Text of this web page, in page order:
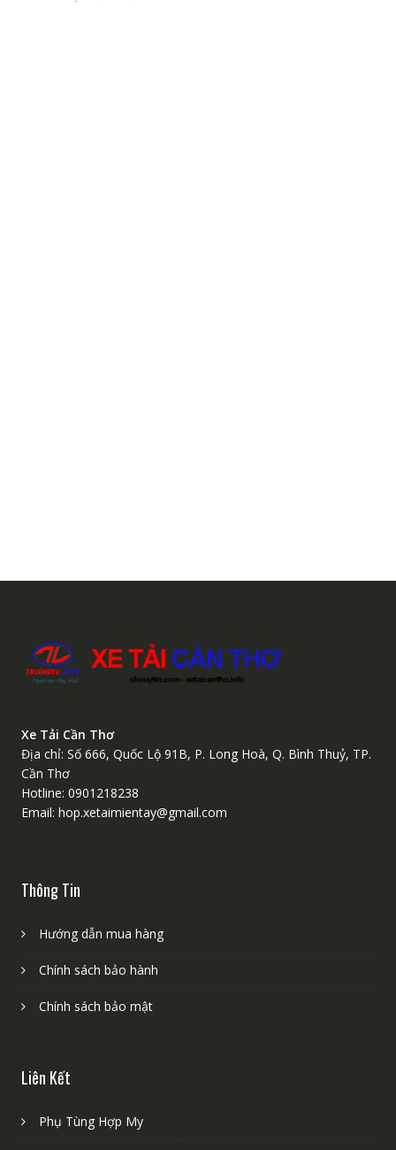
Xe Tải Cần Thơ
Địa chỉ: Số 666, Quốc Lộ 91B, P. Long Hoà, Q. Bình Thuỷ, TP.
Cần Thơ
Hotline: 0901218238
Email: hop.xetaimientay@gmail.com
Thông Tin
Hướng dẫn mua hàng
Chính sách bảo hành
Chính sách bảo mật
Liên Kết
Phụ Tùng Hợp My